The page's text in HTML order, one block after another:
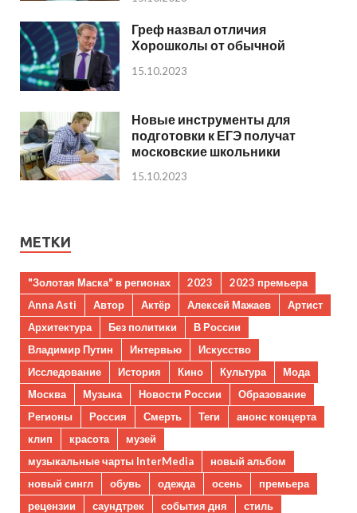
Греф назвал отличия
Хорошколы от обычной
15.10.2023
Новые инструменты для
подготовки к ЕГЭ получат
московские школьники
15.10.2023
МЕТКИ
"Золотая Маска" в регионах 2023
2023 премьера
Anna Asti
Автор Актёр Алексей Мажаев
Артист
Архитектура
Без политики
В России
Владимир Путин
Интервью
Искусство
Исследование
История Кино Культура
Мода
Москва
Музыка Новости России
Образование
Регионы
Россия Смерть Теги
анонс концерта
клип
красота
музей
музыкальные чарты InterMedia
новый альбом
новый сингл
обувь одежда осень
премьера
рецензии
саундтрек события дня
стиль